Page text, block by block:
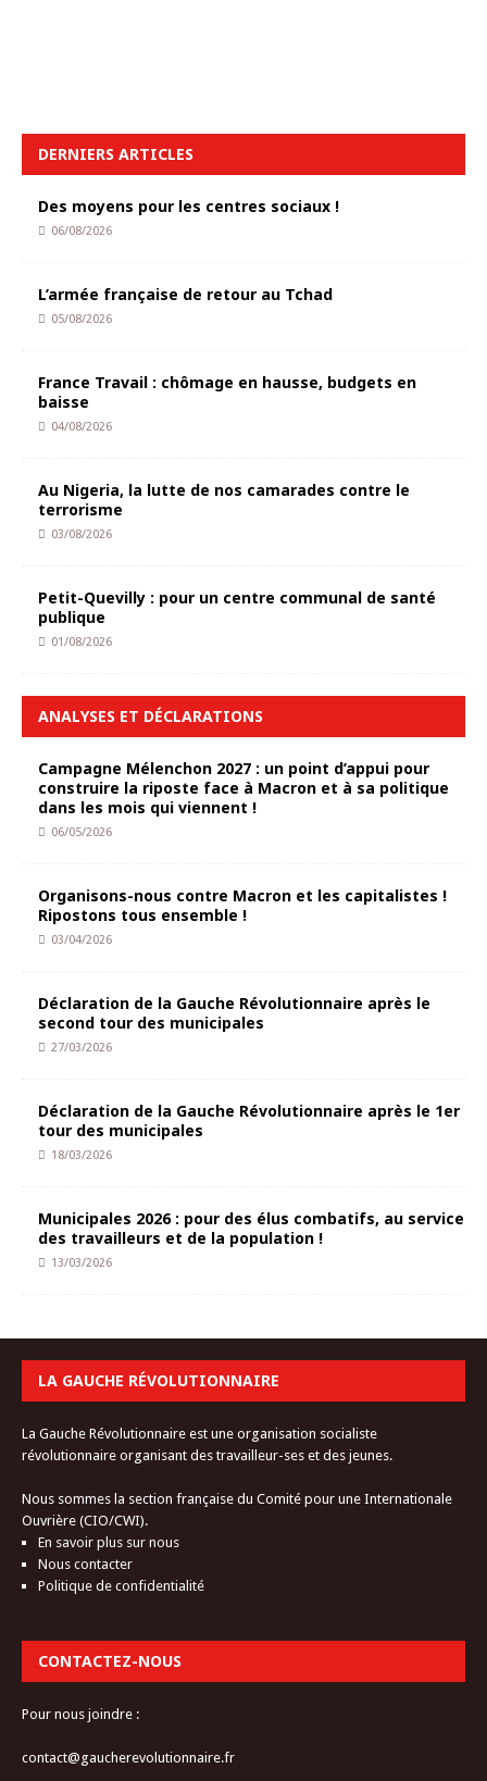
DERNIERS ARTICLES
Des moyens pour les centres sociaux !
06/08/2026
L’armée française de retour au Tchad
05/08/2026
France Travail : chômage en hausse, budgets en
baisse
04/08/2026
Au Nigeria, la lutte de nos camarades contre le
terrorisme
03/08/2026
Petit-Quevilly : pour un centre communal de santé
publique
01/08/2026
ANALYSES ET DÉCLARATIONS
Campagne Mélenchon 2027 : un point d’appui pour
construire la riposte face à Macron et à sa politique
dans les mois qui viennent !
06/05/2026
Organisons-nous contre Macron et les capitalistes !
Ripostons tous ensemble !
03/04/2026
Déclaration de la Gauche Révolutionnaire après le
second tour des municipales
27/03/2026
Déclaration de la Gauche Révolutionnaire après le 1er
tour des municipales
18/03/2026
Municipales 2026 : pour des élus combatifs, au service
des travailleurs et de la population !
13/03/2026
LA GAUCHE RÉVOLUTIONNAIRE
La Gauche Révolutionnaire est une organisation socialiste
révolutionnaire organisant des travailleur-ses et des jeunes.
Nous sommes la section française du Comité pour une Internationale
Ouvrière (CIO/CWI).
En savoir plus sur nous
Nous contacter
Politique de confidentialité
CONTACTEZ-NOUS
Pour nous joindre :
contact@gaucherevolutionnaire.fr